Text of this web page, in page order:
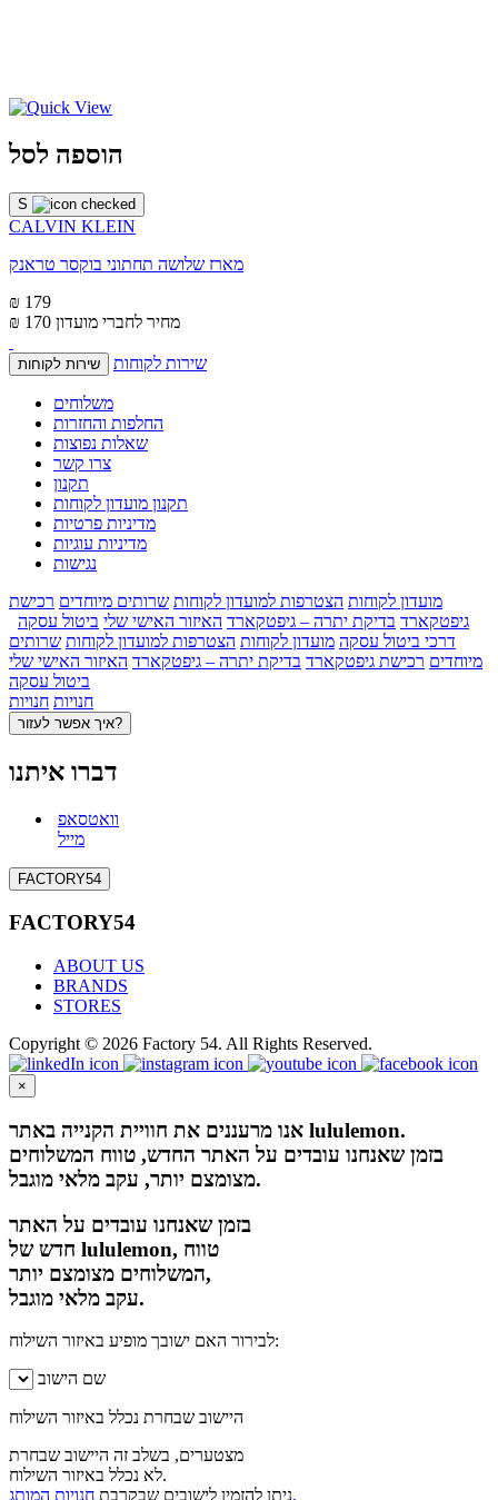
הוספה לסל
S
CALVIN KLEIN
מארז שלושה תחתוני בוקסר טראנק
₪ 179
₪ 170 מחיר לחברי מועדון
שירות לקוחות שירות לקוחות
משלוחים
החלפות והחזרות
שאלות נפוצות
צרו קשר
תקנון
תקנון מועדון לקוחות
מדיניות פרטיות
מדיניות עוגיות
נגישות
מועדון לקוחות הצטרפות למועדון לקוחות שרותים מיוחדים רכישת
גיפטקארד בדיקת יתרה – גיפטקארד האיזור האישי שלי ביטול עסקה
דרכי ביטול עסקה מועדון לקוחות הצטרפות למועדון לקוחות שרותים
מיוחדים רכישת גיפטקארד בדיקת יתרה – גיפטקארד האיזור האישי שלי
ביטול עסקה
חנויות חנויות
איך אפשר לעזור?
דברו איתנו
וואטסאפ
מייל
FACTORY54
FACTORY54
ABOUT US
BRANDS
STORES
Copyright © 2026 Factory 54. All Rights Reserved.
×
אנו מרעננים את חוויית הקנייה באתר lululemon.
בזמן שאנחנו עובדים על האתר החדש, טווח המשלוחים
מצומצם יותר, עקב מלאי מוגבל.
בזמן שאנחנו עובדים על האתר
חדש של lululemon, טווח
המשלוחים מצומצם יותר,
עקב מלאי מוגבל.
לבירור האם ישובך מופיע באיזור השילוח:
שם הישוב
היישוב שבחרת נכלל באיזור השילוח
מצטערים, בשלב זה היישוב שבחרת
לא נכלל באיזור השילוח.
ניתן להזמין לישובים שבקרבתחנויות המותג.